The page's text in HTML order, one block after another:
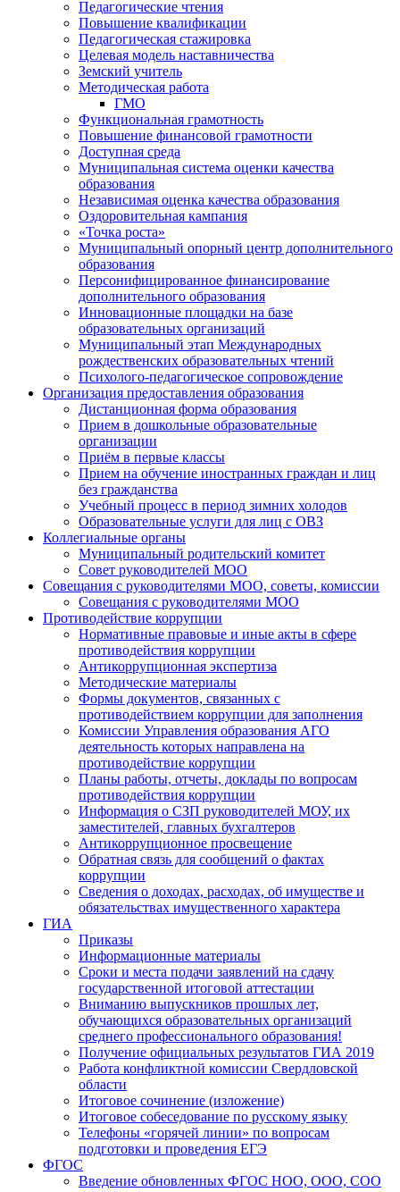
Педагогические чтения
Повышение квалификации
Педагогическая стажировка
Целевая модель наставничества
Земский учитель
Методическая работа
ГМО
Функциональная грамотность
Повышение финансовой грамотности
Доступная среда
Муниципальная система оценки качества
образования
Независимая оценка качества образования
Оздоровительная кампания
«Точка роста»
Муниципальный опорный центр дополнительного
образования
Персонифицированное финансирование
дополнительного образования
Инновационные площадки на базе
образовательных организаций
Муниципальный этап Международных
рождественских образовательных чтений
Психолого-педагогическое сопровождение
Организация предоставления образования
Дистанционная форма образования
Прием в дошкольные образовательные
организации
Приём в первые классы
Прием на обучение иностранных граждан и лиц
без гражданства
Учебный процесс в период зимних холодов
Образовательные услуги для лиц с ОВЗ
Коллегиальные органы
Муниципальный родительский комитет
Совет руководителей МОО
Совещания с руководителями МОО, советы, комиссии
Совещания с руководителями МОО
Противодействие коррупции
Нормативные правовые и иные акты в сфере
противодействия коррупции
Антикоррупционная экспертиза
Методические материалы
Формы документов, связанных с
противодействием коррупции для заполнения
Комиссии Управления образования АГО
деятельность которых направлена на
противодействие коррупции
Планы работы, отчеты, доклады по вопросам
противодействия коррупции
Информация о СЗП руководителей МОУ, их
заместителей, главных бухгалтеров
Антикоррупционное просвещение
Обратная связь для сообщений о фактах
коррупции
Сведения о доходах, расходах, об имуществе и
обязательствах имущественного характера
ГИА
Приказы
Информационные материалы
Сроки и места подачи заявлений на сдачу
государственной итоговой аттестации
Вниманию выпускников прошлых лет,
обучающихся образовательных организаций
среднего профессионального образования!
Получение официальных результатов ГИА 2019
Работа конфликтной комиссии Свердловской
области
Итоговое сочинение (изложение)
Итоговое собеседование по русскому языку
Телефоны «горячей линии» по вопросам
подготовки и проведения ЕГЭ
ФГОС
Введение обновленных ФГОС НОО, ООО, СОО